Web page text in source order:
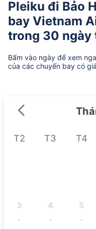
Pleiku đi Bảo
bay Vietnam
trong 30 ngày
Bấm vào ngày để xem
của các chuyến bay có
T2 T3 T4
3
-
4
-
5
-